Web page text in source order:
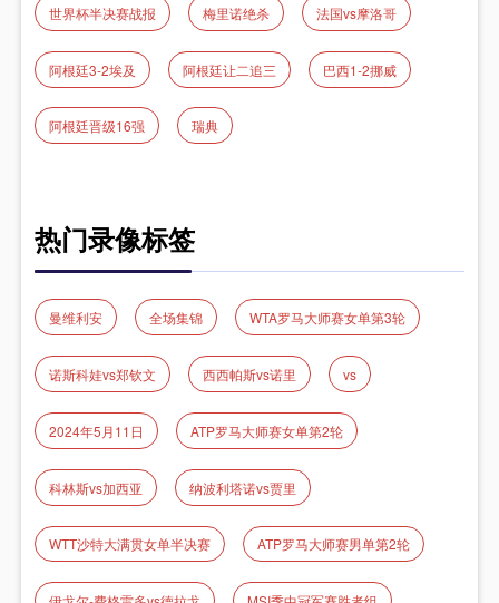
世界杯半决赛战报 梅里诺绝杀 法国vs摩洛哥
阿根廷3-2埃及 阿根廷让二追三 巴西1-2挪威
阿根廷晋级16强 瑞典
热门录像标签
曼维利安 全场集锦 WTA罗马大师赛女单第3轮
诺斯科娃vs郑钦文 西西帕斯vs诺里 vs
2024年5月11日 ATP罗马大师赛女单第2轮
科林斯vs加西亚 纳波利塔诺vs贾里
WTT沙特大满贯女单半决赛 ATP罗马大师赛男单第2轮